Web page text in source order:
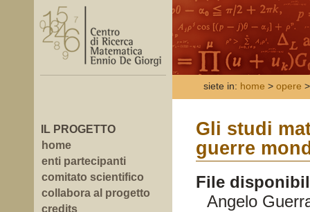
IL PROGETTO
home
enti partecipanti
comitato scientifico
collabora al progetto
credits
siete in: home > opere
Gli studi
guerre
File
Angelo